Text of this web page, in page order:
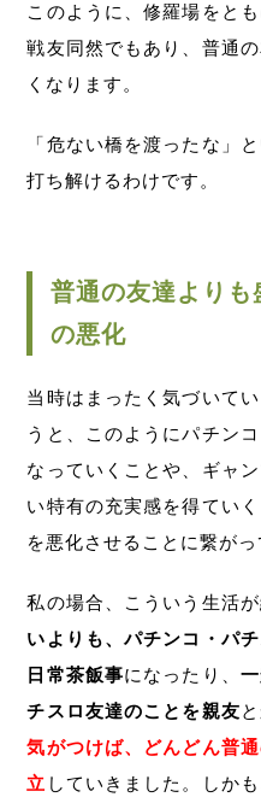
このように、修羅場をと
戦友同然でもあり、普通
くなります。
「危ない橋を渡ったな」
打ち解けるわけです。
普通の友達より
の悪化
当時はまったく気づいて
うと、このようにパチン
なっていくことや、ギャ
い特有の充実感を得てい
を悪化させることに繋がっ
私の場合、こういう生活が
いよりも、パチンコ・パ
日常茶飯事になったり、
チスロ友達のことを親友
気がつけば、どんどん普
立 していきました。しか